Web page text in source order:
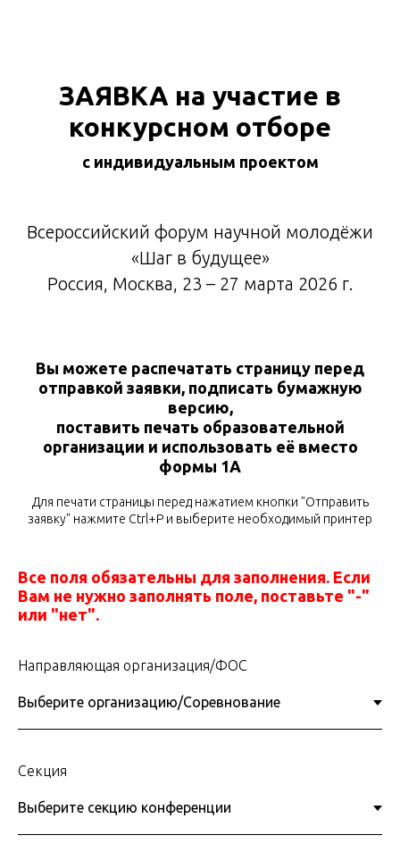
ЗАЯВКА на участие в
конкурсном отборе
с индивидуальным проектом
Всероссийский форум научной молодёжи
«Шаг в будущее»
Россия, Москва, 23 – 27 марта 2026 г.
Вы можете распечатать страницу перед
отправкой заявки, подписать бумажную
версию,
поставить печать образовательной
организации и использовать её вместо
формы 1А
Для печати страницы перед нажатием кнопки "Отправить
заявку" нажмите Ctrl+P и выберите необходимый принтер
Все поля обязательны для заполнения. Если
Вам не нужно заполнять поле, поставьте "-"
или "нет".
Направляющая организация/ФОС
Секция